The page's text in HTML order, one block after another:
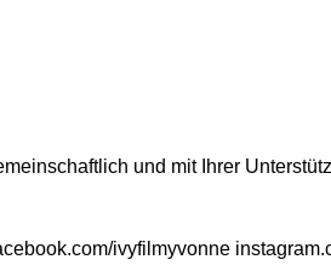
und mit Ihrer
ivyfilmyvonne